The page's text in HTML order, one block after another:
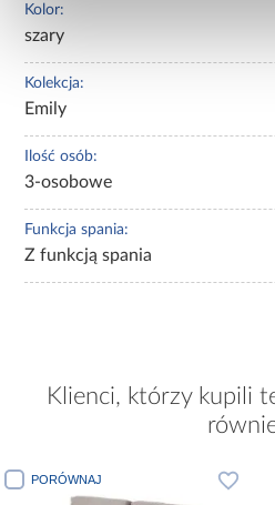
Kolor:
szary
Kolekcja:
Emily
Ilość osób:
3-osobowe
Funkcja spania:
Z funkcją spania
Klienci, którzy kupili
PORÓWNAJ